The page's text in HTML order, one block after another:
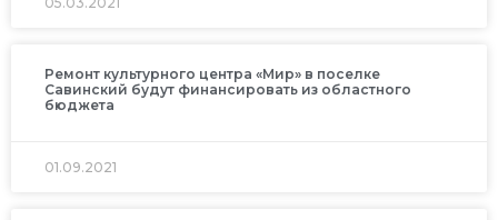
Ремонт культурного центра «Мир» в поселке
Савинский будут финансировать из областного
бюджета
01.09.2021